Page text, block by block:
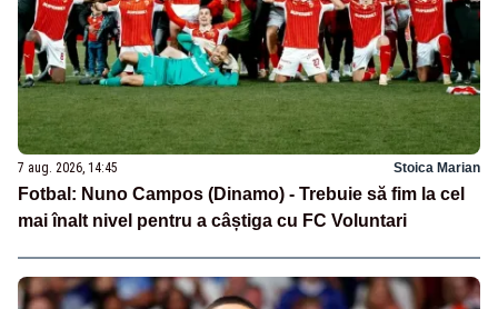
7 aug. 2026, 14:45 Stoica Marian
Fotbal: Nuno Campos (Dinamo) - Trebuie să fim la cel
mai înalt nivel pentru a câștiga cu FC Voluntari